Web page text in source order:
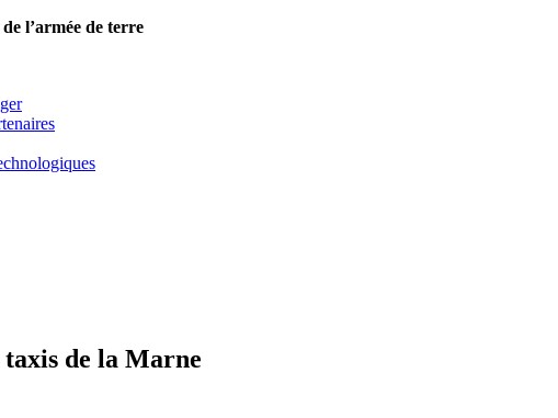
l’armée de terre
de la Marne